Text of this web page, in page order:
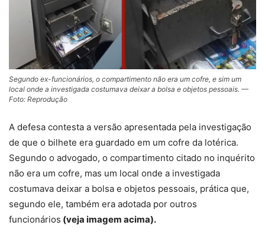
Segundo ex-funcionários, o compartimento não era um cofre, e sim um
local onde a investigada costumava deixar a bolsa e objetos pessoais. —
Foto: Reprodução
A defesa contesta a versão apresentada pela investigação
de que o bilhete era guardado em um cofre da lotérica.
Segundo o advogado, o compartimento citado no inquérito
não era um cofre, mas um local onde a investigada
costumava deixar a bolsa e objetos pessoais, prática que,
segundo ele, também era adotada por outros
funcionários (veja imagem acima).